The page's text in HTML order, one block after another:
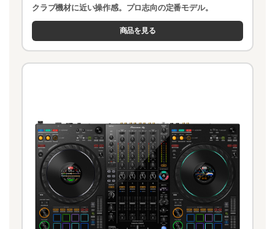
クラブ機材に近い操作感。プロ志向の定番モデル。
商品を見る